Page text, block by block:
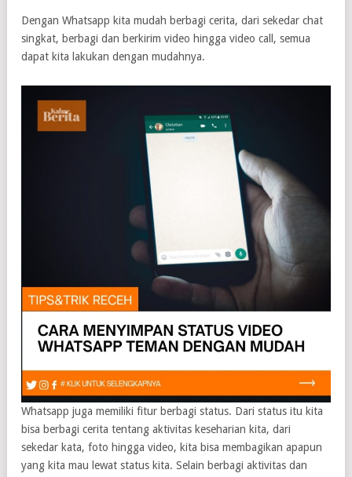
Dengan Whatsapp kita mudah berbagi cerita, dari sekedar chat
singkat, berbagi dan berkirim video hingga video call, semua
dapat kita lakukan dengan mudahnya.
Whatsapp juga memiliki fitur berbagi status. Dari status itu kita
bisa berbagi cerita tentang aktivitas keseharian kita, dari
sekedar kata, foto hingga video, kita bisa membagikan apapun
yang kita mau lewat status kita. Selain berbagi aktivitas dan